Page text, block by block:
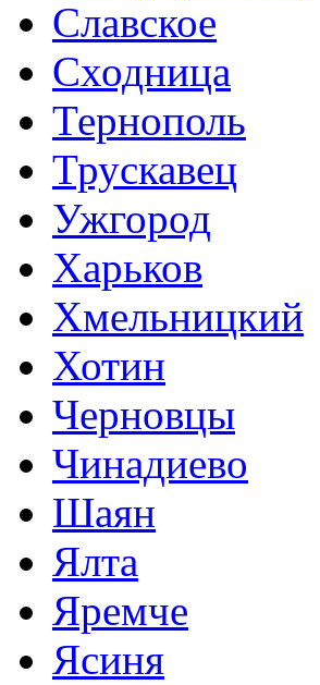
Славское
Сходница
Тернополь
Трускавец
Ужгород
Харьков
Хмельницкий
Хотин
Черновцы
Чинадиево
Шаян
Ялта
Яремче
Ясиня